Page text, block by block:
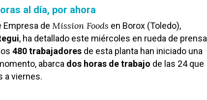
al día, por ahora
Empresa de Mission Foods en Borox (Toledo),
, ha detallado este miércoles en rueda de prensa
480 trabajadores de esta planta han iniciado una
abarca dos horas de trabajo de las 24 que
a viernes.